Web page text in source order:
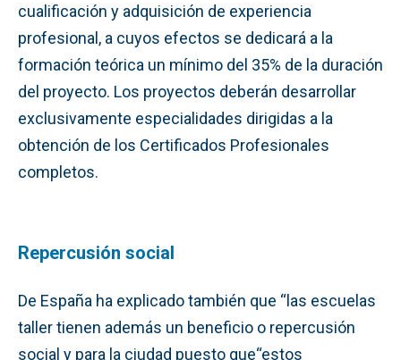
cualificación y adquisición de experiencia
profesional, a cuyos efectos se dedicará a la
formación teórica un mínimo del 35% de la duración
del proyecto. Los proyectos deberán desarrollar
exclusivamente especialidades dirigidas a la
obtención de los Certificados Profesionales
completos.
Repercusión social
De España ha explicado también que “las escuelas
taller tienen además un beneficio o repercusión
social y para la ciudad puesto que“estos